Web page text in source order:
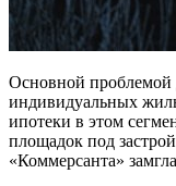
Основной проблемой
индивидуальных
ипотеки в этом
площадок под
«Коммерсанта»